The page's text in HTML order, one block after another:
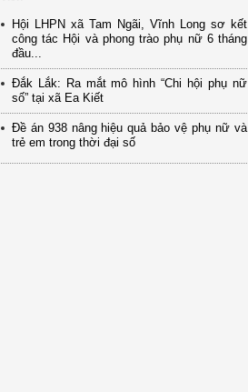
Hội LHPN xã Tam Ngãi, Vĩnh Long sơ kết
công tác Hội và phong trào phụ nữ 6 tháng
đầu...
Đắk Lắk: Ra mắt mô hình “Chi hội phụ nữ
số” tại xã Ea Kiết
Đề án 938 nâng hiệu quả bảo vệ phụ nữ và
trẻ em trong thời đại số